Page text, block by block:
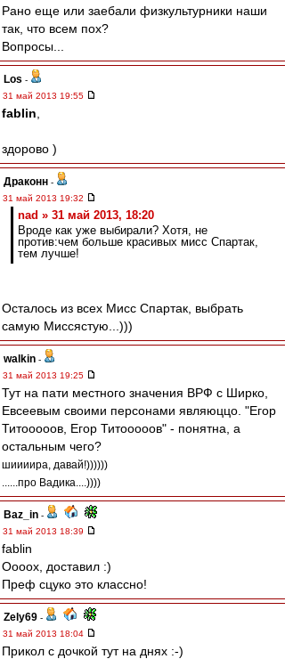
Рано еще или заебали физкультурники наши
так, что всем пох?
Вопросы...
Los -
31 май 2013 19:55
fablin
здорово )
Драконн -
31 май 2013 19:32
nad » 31 май 2013, 18:20
Вроде как уже выбирали? Хотя, не
против:чем больше красивых мисс Спартак,
тем лучше!
Осталось из всех Мисс Спартак, выбрать
самую Миссястую...)))
walkin -
31 май 2013 19:25
Тут на пати местного значения ВРФ с Ширко,
Евсеевым своими персонами являюццо. "Егор
Титооооов, Егор Титооооов" - понятна, а
остальным чего?
шиииира, давай!))))))
......про Вадика....))))
Baz_in -
31 май 2013 18:39
fablin
Оооох, доставил :)
Преф сцуко это классно!
Zely69 -
31 май 2013 18:04
Прикол с дочкой тут на днях :-)